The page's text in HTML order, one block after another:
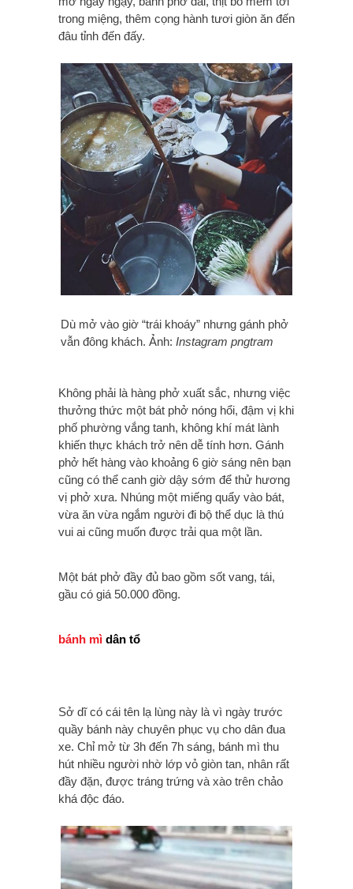
trong miệng, thêm cọng hành tươi giòn ăn đến
đâu tỉnh đến đấy.
Dù mở vào giờ “trái khoáy” nhưng gánh phở
vẫn đông khách. Ảnh: Instagram pngtram
Không phải là hàng phở xuất sắc, nhưng việc
thưởng thức một bát phở nóng hổi, đậm vị khi
phố phường vắng tanh, không khí mát lành
khiến thực khách trở nên dễ tính hơn. Gánh
phở hết hàng vào khoảng 6 giờ sáng nên bạn
cũng có thể canh giờ dậy sớm để thử hương
vị phở xưa. Nhúng một miếng quẩy vào bát,
vừa ăn vừa ngắm người đi bộ thể dục là thú
vui ai cũng muốn được trải qua một lần.
Một bát phở đầy đủ bao gồm sốt vang, tái,
gầu có giá 50.000 đồng.
bánh mì dân tổ
Sở dĩ có cái tên lạ lùng này là vì ngày trước
quầy bánh này chuyên phục vụ cho dân đua
xe. Chỉ mở từ 3h đến 7h sáng, bánh mì thu
hút nhiều người nhờ lớp vỏ giòn tan, nhân rất
đầy đặn, được tráng trứng và xào trên chảo
khá độc đáo.